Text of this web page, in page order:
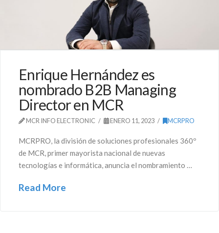
Enrique Hernández es
nombrado B2B Managing
Director en MCR
MCR INFO ELECTRONIC ENERO 11, 2023 MCRPRO
MCRPRO, la división de soluciones profesionales 360º
de MCR, primer mayorista nacional de nuevas
tecnologías e informática, anuncia el nombramiento …
Read More